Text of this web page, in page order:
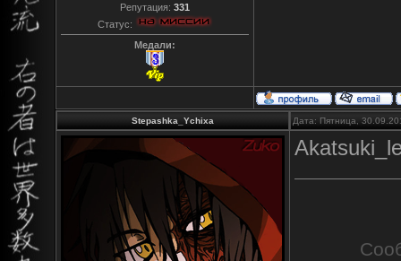
Репутация: 331
Статус:
Медали:
Stepashka_Ychixa Дата: Пятница,